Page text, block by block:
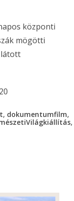
központi
mögötti
látott
, dokumentumfilm,
,